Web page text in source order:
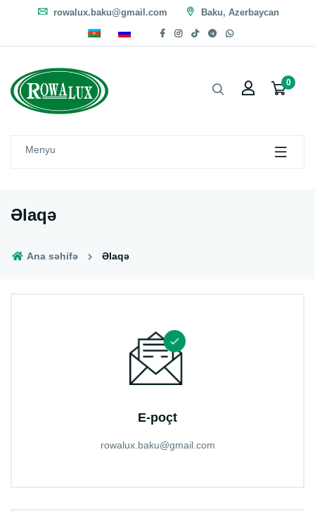
rowalux.baku@gmail.com Baku, Azerbaycan
0
Menyu
Əlaqə
Ana səhifə Əlaqə
E-poçt
rowalux.baku@gmail.com